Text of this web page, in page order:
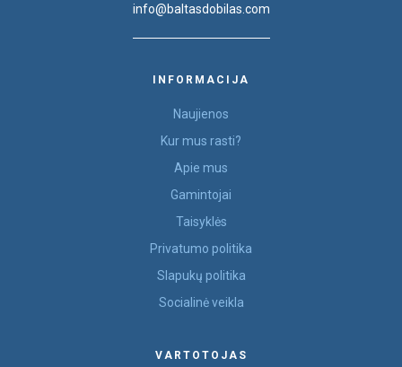
info@baltasdobilas.com
INFORMACIJA
Naujienos
Kur mus rasti?
Apie mus
Gamintojai
Taisyklės
Privatumo politika
Slapukų politika
Socialinė veikla
VARTOTOJAS